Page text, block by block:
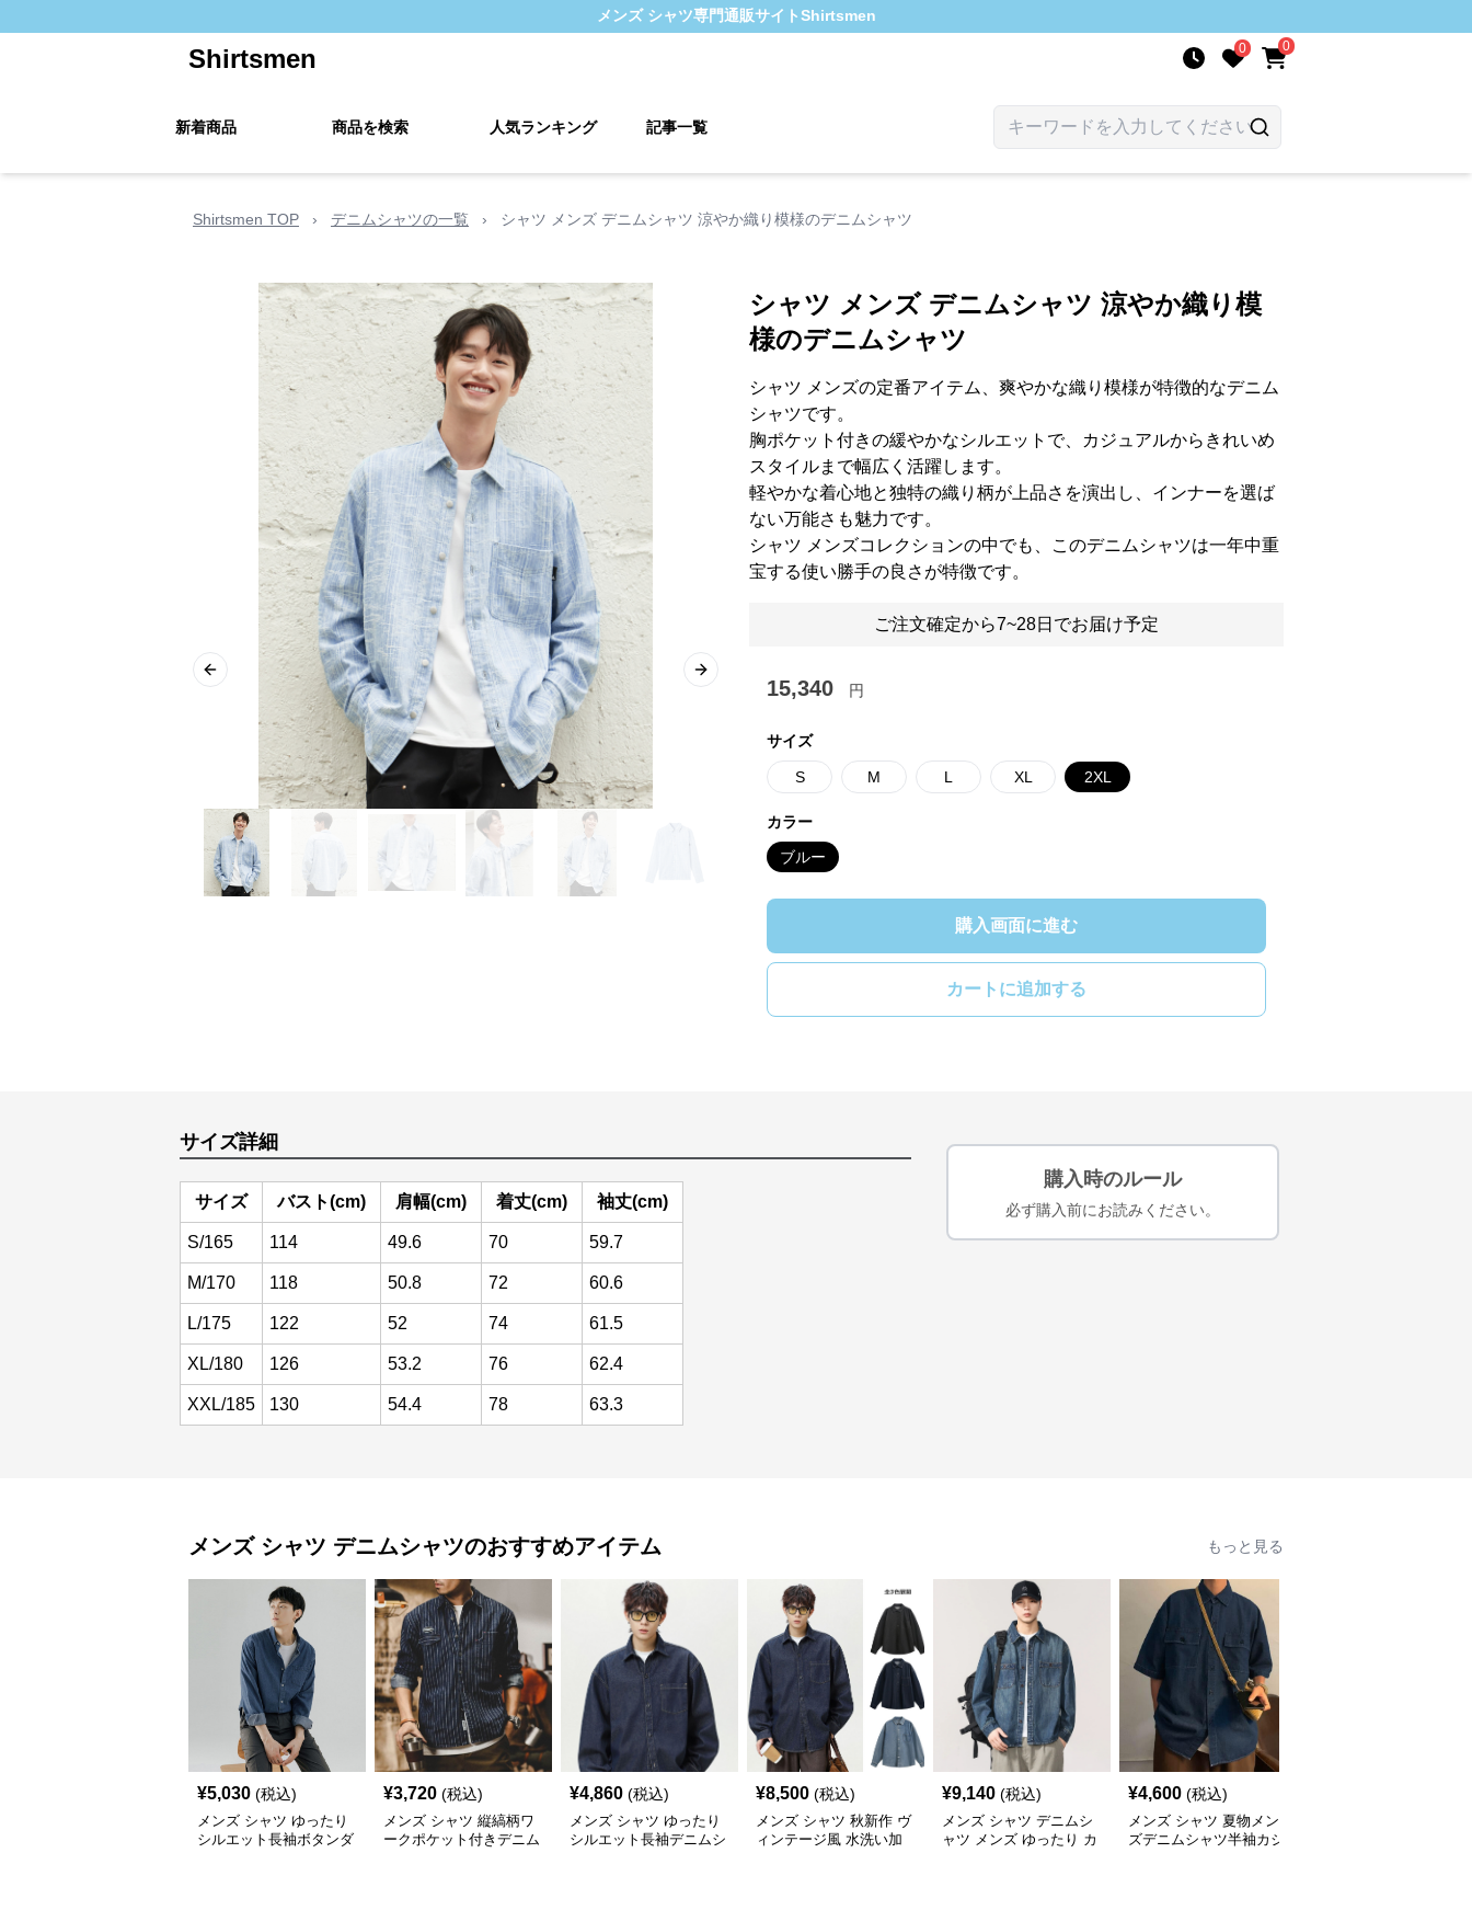
メンズ シャツ専門通販サイトShirtsmen
Shirtsmen 0 0
新着商品 商品を検索 人気ランキング 記事一覧
Shirtsmen TOP › デニムシャツの一覧 › シャツ メンズ デニムシャツ 涼やか織り模様のデニムシャツ
Previous slide Next slide
シャツ メンズ デニムシャツ 涼やか織り模
様のデニムシャツ
シャツ メンズの定番アイテム、爽やかな織り模様が特徴的なデニム
シャツです。
胸ポケット付きの緩やかなシルエットで、カジュアルからきれいめ
スタイルまで幅広く活躍します。
軽やかな着心地と独特の織り柄が上品さを演出し、インナーを選ば
ない万能さも魅力です。
シャツ メンズコレクションの中でも、このデニムシャツは一年中重
宝する使い勝手の良さが特徴です。
ご注文確定から7~28日でお届け予定
15,340 円
サイズ
S M L XL 2XL
カラー
ブルー
購入画面に進む
カートに追加する
サイズ詳細
サイズ バスト(cm) 肩幅(cm) 着丈(cm) 袖丈(cm)
S/165 114 49.6 70 59.7
M/170 118 50.8 72 60.6
L/175 122 52 74 61.5
XL/180 126 53.2 76 62.4
XXL/185 130 54.4 78 63.3
購入時のルール
必ず購入前にお読みください。
メンズ シャツ デニムシャツのおすすめアイテム もっと見る
¥5,030 (税込)
メンズ シャツ ゆったり
シルエット長袖ボタンダ
¥3,720 (税込)
メンズ シャツ 縦縞柄ワ
ークポケット付きデニム
¥4,860 (税込)
メンズ シャツ ゆったり
シルエット長袖デニムシ
¥8,500 (税込)
メンズ シャツ 秋新作 ヴ
ィンテージ風 水洗い加
¥9,140 (税込)
メンズ シャツ デニムシ
ャツ メンズ ゆったり カ
¥4,600 (税込)
メンズ シャツ 夏物メン
ズデニムシャツ半袖カジ